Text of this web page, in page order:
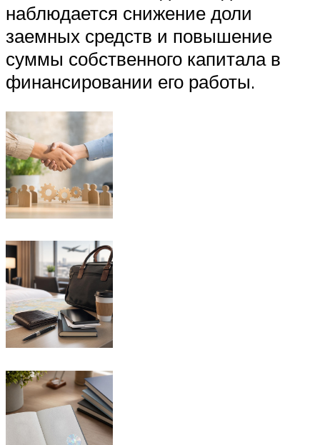
наблюдается снижение доли
заемных средств и повышение
суммы собственного капитала в
финансировании его работы.